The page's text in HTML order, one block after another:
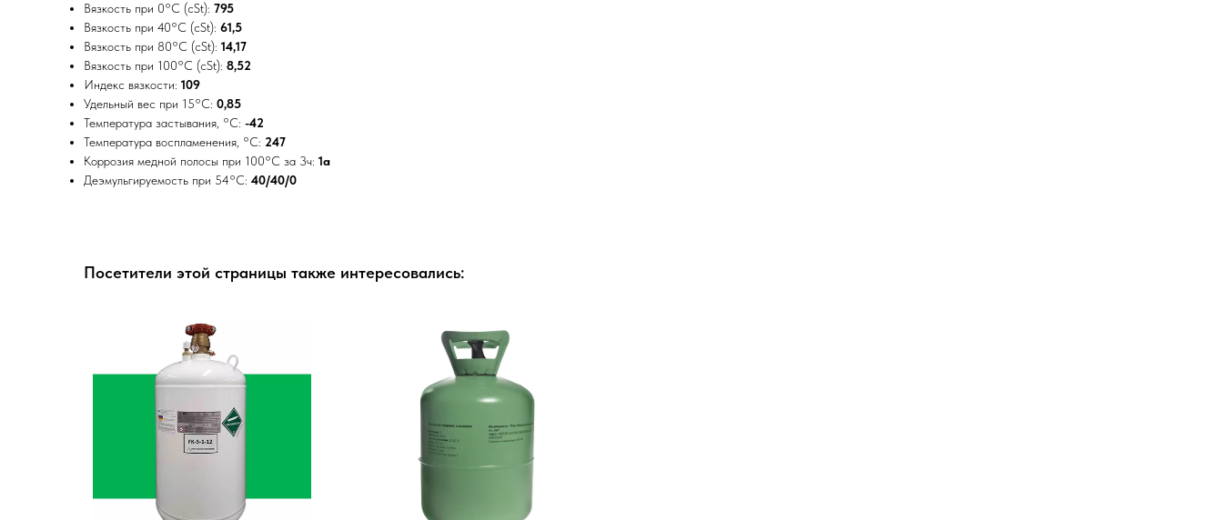
Вязкость при 0°C (cSt): 795
Вязкость при 40°C (cSt): 61,5
Вязкость при 80°C (cSt): 14,17
Вязкость при 100°C (cSt): 8,52
Индекс вязкости: 109
Удельный вес при 15°C: 0,85
Температура застывания, °C: -42
Температура воспламенения, °C: 247
Коррозия медной полосы при 100°C за 3ч: 1a
Деэмульгируемость при 54°C: 40/40/0
Посетители этой страницы также интересовались: